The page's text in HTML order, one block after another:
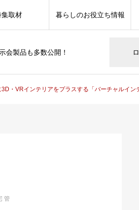
会製品も多数公開！
集取材 暮らしのお役立ち情報
・VRインテリアをプラスする「バーチャルイン
管